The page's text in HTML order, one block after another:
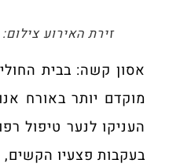
זירת האירוע
מוקדם יותר באורח
העניקו לנער טיפול
בעקבות פצעיו